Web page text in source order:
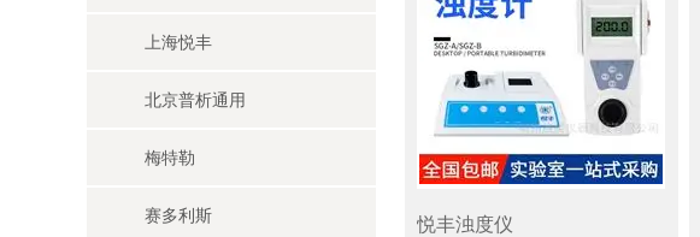
上海悦丰
北京普析通用
梅特勒
赛多利斯 悦丰浊度仪